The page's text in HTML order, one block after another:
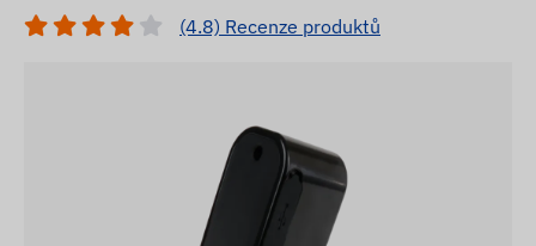
(4.8) Recenze produktů